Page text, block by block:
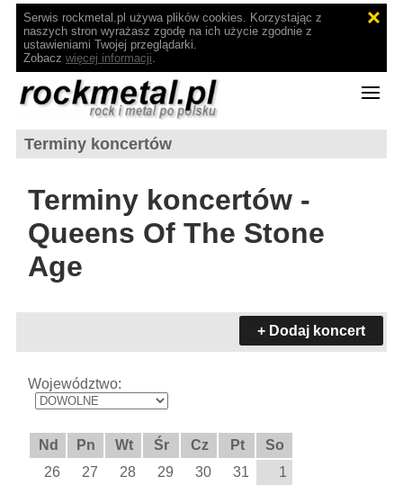
Serwis rockmetal.pl używa plików cookies. Korzystając z
naszych stron wyrażasz zgodę na ich użycie zgodnie z
ustawieniami Twojej przeglądarki.
Zobacz więcej informacji.
Terminy koncertów
Terminy koncertów -
Queens Of The Stone
Age
+ Dodaj koncert
Województwo:
Nd Pn Wt Śr Cz Pt
So
26
27 28 29 30 31
1